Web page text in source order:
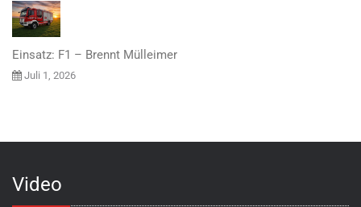
Einsatz: F1 – Brennt Mülleimer
Juli 1, 2026
Video